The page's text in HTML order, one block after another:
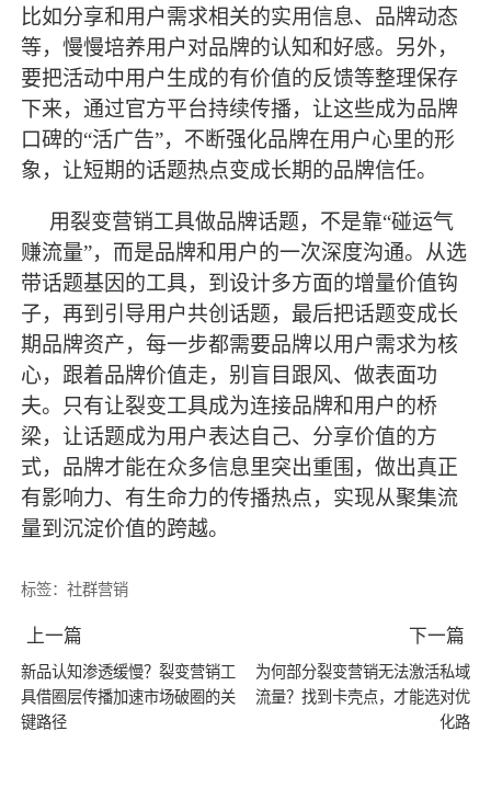
比如分享和用户需求相关的实用信息、品牌动态
等，慢慢培养用户对品牌的认知和好感。另外，
要把活动中用户生成的有价值的反馈等整理保存
下来，通过官方平台持续传播，让这些成为品牌
口碑的“活广告”，不断强化品牌在用户心里的形
象，让短期的话题热点变成长期的品牌信任。
用裂变营销工具做品牌话题，不是靠“碰运气
赚流量”，而是品牌和用户的一次深度沟通。从选
带话题基因的工具，到设计多方面的增量价值钩
子，再到引导用户共创话题， 最后把话题变成长
期品牌资产，每一步都需要品牌以用户需求为核
心，跟着品牌价值走，别盲目跟风、做表面功
夫。只有让裂变工具成为连接品牌和用户的桥
梁，让话题成为用户表达自己、分享价值的方
式，品牌才能在众多信息里突出重围，做出真正
有影响力、有生命力的传播热点，实现从聚集流
量到沉淀价值的跨越。
标签：社群营销
上一篇
新品认知渗透缓慢？裂变营销工
具借圈层传播加速市场破圈的关
键路径
下一篇
为何部分裂变营销无法激活私域
流量？找到卡壳点，才能选对优
化路